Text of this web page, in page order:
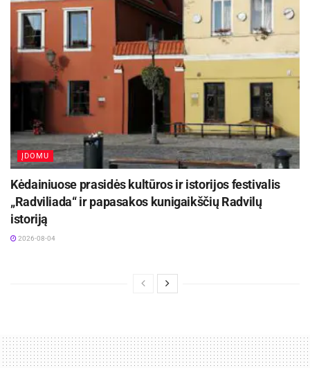
ĮDOMU
Kėdainiuose prasidės kultūros ir istorijos festivalis
„Radviliada“ ir papasakos kunigaikščių Radvilų
istoriją
2026-08-04